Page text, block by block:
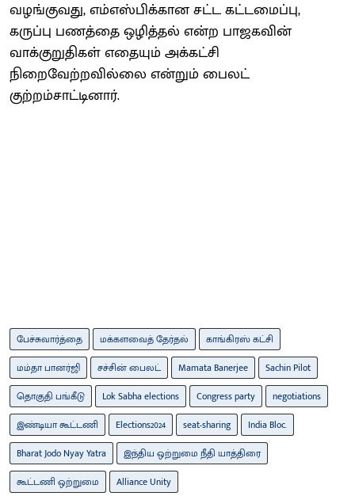
வழங்குவது, எம்எஸ்பிக்கான சட்ட கட்டமைப்பு,
கருப்பு பணத்தை ஒழித்தல் என்ற பாஜகவின்
வாக்குறுதிகள் எதையும் அக்கட்சி
நிறைவேற்றவில்லை என்றும் பைலட்
குற்றம்சாட்டினார்.
பேச்சுவார்த்தை மக்களவைத் தேர்தல்
காங்கிரஸ் கட்சி
மம்தா பானர்ஜி
சச்சின் பைலட் Mamata Banerjee
Sachin Pilot
தொகுதி பங்கீடு
Lok Sabha elections Congress party
negotiations
இண்டியா கூட்டணி
Elections2024 seat-sharing
India Bloc.
Bharat Jodo Nyay Yatra
இந்திய ஒற்றுமை நீதி யாத்திரை
கூட்டணி ஒற்றுமை
Alliance Unity